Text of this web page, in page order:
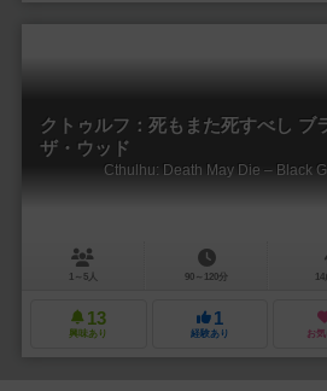
クトゥルフ：死もまた死すべし ブ
ザ・ウッド
Cthulhu: Death May Die – Black
1～5人 90～120分
13
興味あり
1
経験あり お気